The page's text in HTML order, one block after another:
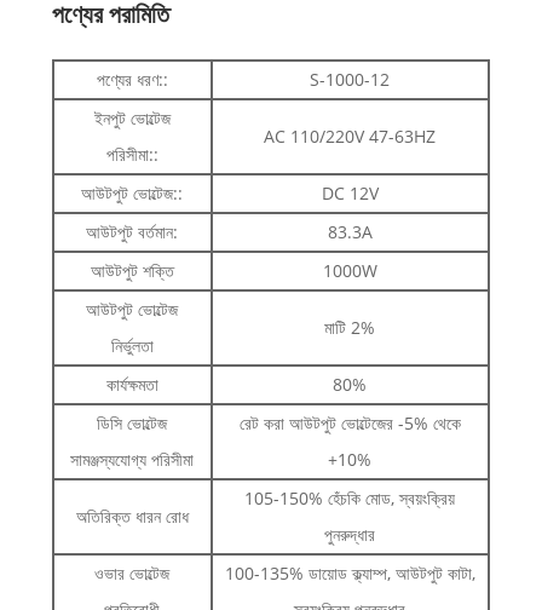
পণ্যের পরামিতি
পণ্যের ধরণ::
S-1000-12
ইনপুট ভোল্টেজ
পরিসীমা::
AC 110/220V 47-63HZ
আউটপুট ভোল্টেজ::
DC 12V
আউটপুট বর্তমান:
83.3A
আউটপুট শক্তি
1000W
আউটপুট ভোল্টেজ
নির্ভুলতা
মাটি 2%
কার্যক্ষমতা
80%
ডিসি ভোল্টেজ
সামঞ্জস্যযোগ্য পরিসীমা
রেট করা আউটপুট ভোল্টেজের -5% থেকে
+10%
অতিরিক্ত ধারন রোধ
105-150% হেঁচকি মোড, স্বয়ংক্রিয়
পুনরুদ্ধার
ওভার ভোল্টেজ
100-135% ডায়োড ক্ল্যাম্প, আউটপুট কাটা,